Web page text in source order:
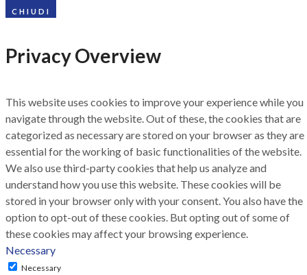
CHIUDI
Privacy Overview
This website uses cookies to improve your experience while you
navigate through the website. Out of these, the cookies that are
categorized as necessary are stored on your browser as they are
essential for the working of basic functionalities of the website.
We also use third-party cookies that help us analyze and
understand how you use this website. These cookies will be
stored in your browser only with your consent. You also have the
option to opt-out of these cookies. But opting out of some of
these cookies may affect your browsing experience.
Necessary
Necessary